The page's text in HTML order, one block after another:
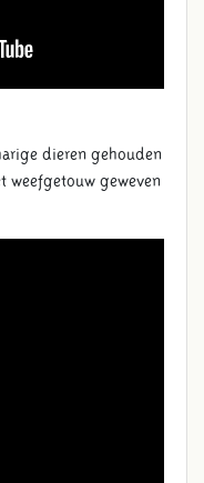
dieren gehouden
weefgetouw geweven